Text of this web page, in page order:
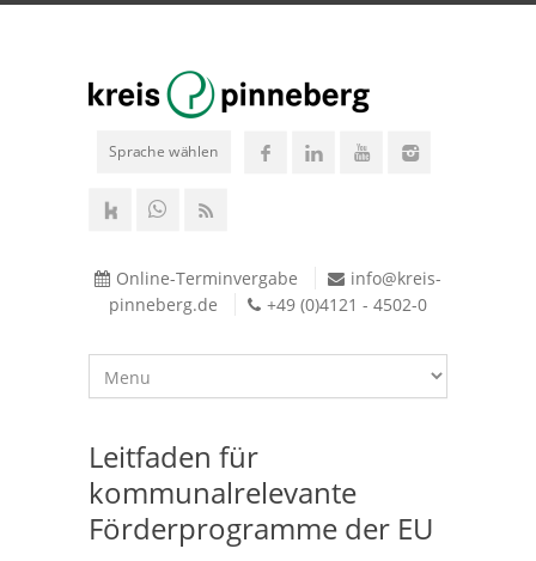
Sprache wählen
Online-Terminvergabe
info@kreis-
pinneberg.de
+49 (0)4121 - 4502-0
Leitfaden für
kommunalrelevante
Förderprogramme der EU